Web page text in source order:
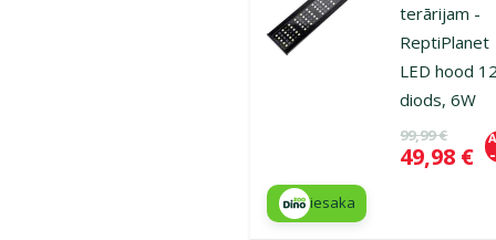
terārijam -
ReptiPlanet
LED hood
diods, 6W
Oriģinālā
99,99 €
Cena
49,98 €
iesaka